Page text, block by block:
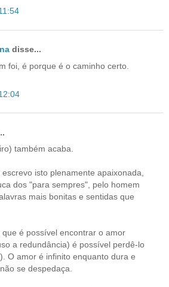
disse...
foi, é porque é o caminho certo.
também acaba.
isto plenamente apaixonada,
dos "para sempres", pelo homem
mais bonitas e sentidas que
é possível encontrar o amor
a redundância) é possível perdê-lo
O amor é infinito enquanto dura e
se despedaça.